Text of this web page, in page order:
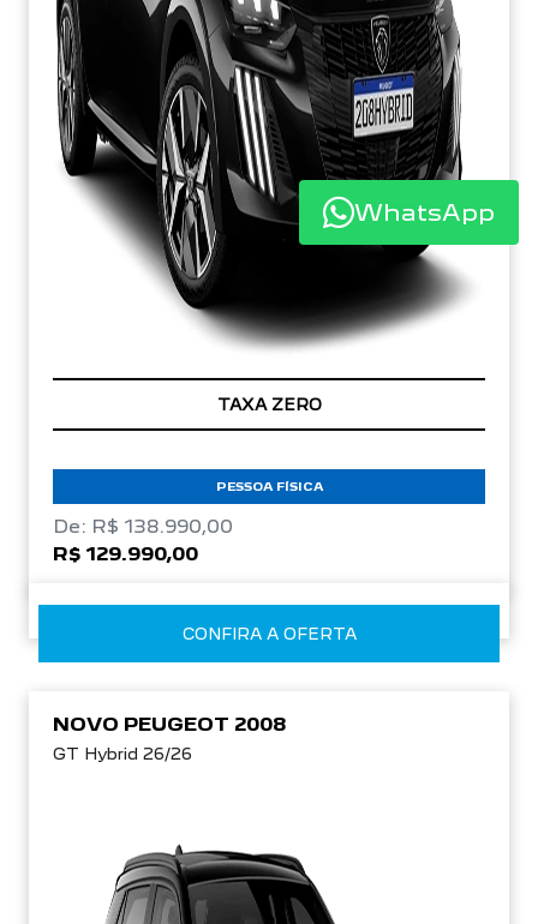
TAXA ZERO
PESSOA FÍSICA
De: R$ 138.990,00
R$ 129.990,00
CONFIRA A OFERTA
NOVO PEUGEOT 2008
GT Hybrid 26/26
WhatsApp